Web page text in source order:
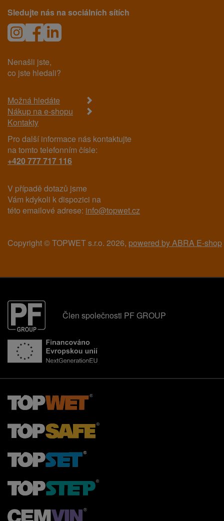
Sledujte nás na sociálních sítích
Nenašli jste,
co jste hledali?
Možná hledáte
Nákup na e-shopu
Kontakty
Pro další informace nás kontaktujte
na tomto telefonním čísle:
+420 777 717 116
V případě dotazů jsme
Vám kdykoli k dispozici na
této emailové adrese: info@topwet.cz
Copyright © TOPWET s.r.o. 2026, powered by ABRA E-shop
Člen společnosti PF GROUP